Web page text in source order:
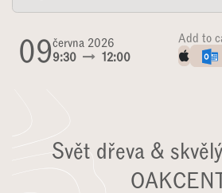
09června 2026
9:30
12:00
Add to
Svět dřeva &